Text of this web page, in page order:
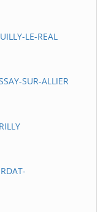
LE-REAL
SUR-ALLIER